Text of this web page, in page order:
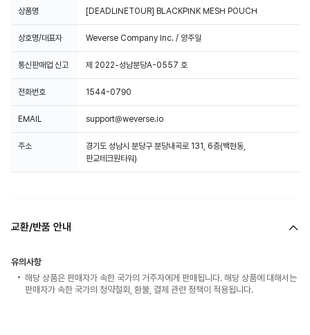
상품명 [DEADLINETOUR] BLACKPINK MESH POUCH
상호명/대표자 Weverse Company Inc. / 양주일
통신판매업 신고 제 2022-성남분당A-0557 호
전화번호 1544-0790
EMAIL support@weverse.io
주소
경기도 성남시 분당구 분당내곡로 131, 6층(백현동,
판교테크원타워)
교환/반품 안내
유의사항
해당 상품은 판매자가 속한 국가의 거주자에게 판매됩니다. 해당 상품에 대해서는
판매자가 속한 국가의 청약철회, 환불, 결제 관련 정책이 적용됩니다.